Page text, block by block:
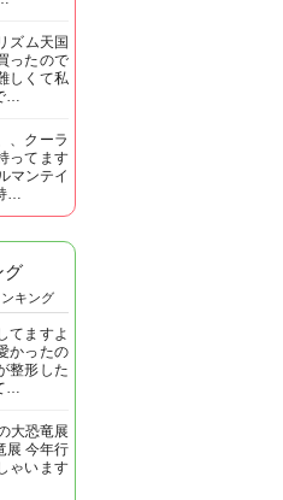
ズム天国
ったので
しくて私
…
、クーラ
ってます
マンテイ
…
グ
キング
てますよ
かったの
整形した
…
大恐竜展
展 今年行
ゃいます